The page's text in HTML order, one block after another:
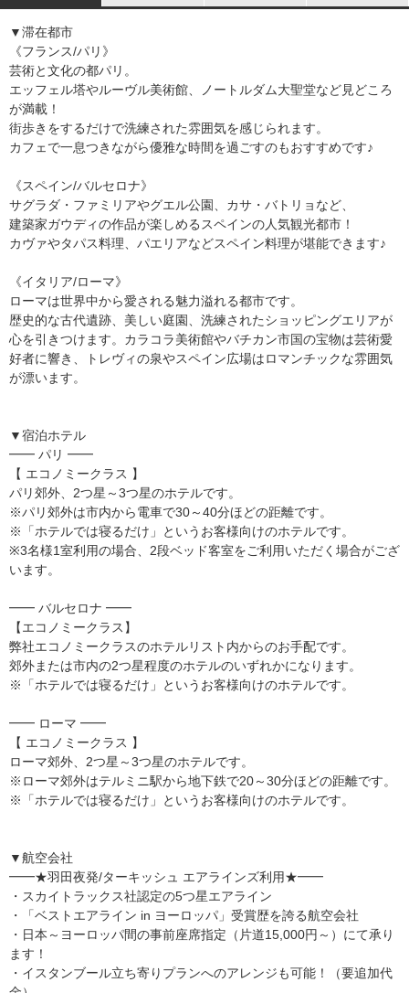
▼滞在都市
《フランス/パリ》
芸術と文化の都パリ。
エッフェル塔やルーヴル美術館、ノートルダム大聖堂など見どころ
が満載！
街歩きをするだけで洗練された雰囲気を感じられます。
カフェで一息つきながら優雅な時間を過ごすのもおすすめです♪
《スペイン/バルセロナ》
サグラダ・ファミリアやグエル公園、カサ・バトリョなど、
建築家ガウディの作品が楽しめるスペインの人気観光都市！
カヴァやタパス料理、パエリアなどスペイン料理が堪能できます♪
《イタリア/ローマ》
ローマは世界中から愛される魅力溢れる都市です。
歴史的な古代遺跡、美しい庭園、洗練されたショッピングエリアが
心を引きつけます。カラコラ美術館やバチカン市国の宝物は芸術愛
好者に響き、トレヴィの泉やスペイン広場はロマンチックな雰囲気
が漂います。
▼宿泊ホテル
━━ パリ ━━
【 エコノミークラス 】
パリ郊外、2つ星～3つ星のホテルです。
※パリ郊外は市内から電車で30～40分ほどの距離です。
※「ホテルでは寝るだけ」というお客様向けのホテルです。
※3名様1室利用の場合、2段ベッド客室をご利用いただく場合がござ
います。
━━ バルセロナ ━━
【エコノミークラス】
弊社エコノミークラスのホテルリスト内からのお手配です。
郊外または市内の2つ星程度のホテルのいずれかになります。
※「ホテルでは寝るだけ」というお客様向けのホテルです。
━━ ローマ ━━
【 エコノミークラス 】
ローマ郊外、2つ星～3つ星のホテルです。
※ローマ郊外はテルミニ駅から地下鉄で20～30分ほどの距離です。
※「ホテルでは寝るだけ」というお客様向けのホテルです。
▼航空会社
━━★羽田夜発/ターキッシュ エアラインズ利用★━━
・スカイトラックス社認定の5つ星エアライン
・「ベストエアライン in ヨーロッパ」受賞歴を誇る航空会社
・日本～ヨーロッパ間の事前座席指定（片道15,000円～）にて承り
ます！
・イスタンブール立ち寄りプランへのアレンジも可能！（要追加代